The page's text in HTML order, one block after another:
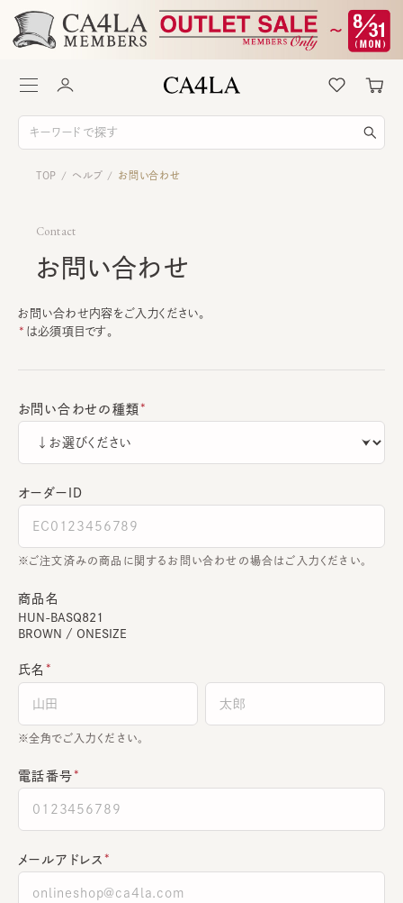
TOP / ヘルプ / お問い合わせ
Contact
お問い合わせ
お問い合わせ内容をご入力ください。
は必須項目です。
お問い合わせの種類
オーダーＩＤ
ご注文済みの商品に関するお問い合わせの場合はご入力ください。
商品名
HUN-BASQ821
BROWN / ONESIZE
氏名
全角でご入力ください。
電話番号
メールアドレス